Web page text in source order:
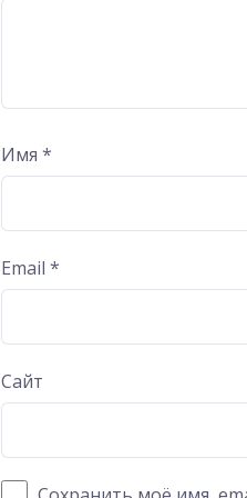
Имя*
Email*
Сайт